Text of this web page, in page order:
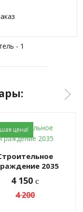
- 1
цена!
2035
4 150 c
4 200